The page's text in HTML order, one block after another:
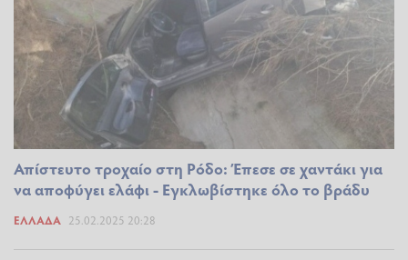
Απίστευτο τροχαίο στη Ρόδο: Έπεσε σε χαντάκι για
να αποφύγει ελάφι - Εγκλωβίστηκε όλο το βράδυ
ΕΛΛΆΔΑ 25.02.2025 20:28